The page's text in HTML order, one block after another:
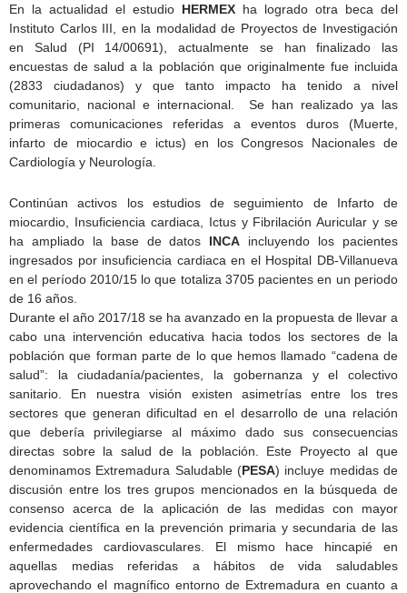
En la actualidad el estudio HERMEX ha logrado otra beca del
Instituto Carlos III, en la modalidad de Proyectos de Investigación
en Salud (PI 14/00691), actualmente se han finalizado las
encuestas de salud a la población que originalmente fue incluida
(2833 ciudadanos) y que tanto impacto ha tenido a nivel
comunitario, nacional e internacional. Se han realizado ya las
primeras comunicaciones referidas a eventos duros (Muerte,
infarto de miocardio e ictus) en los Congresos Nacionales de
Cardiología y Neurología.
Continúan activos los estudios de seguimiento de Infarto de
miocardio, Insuficiencia cardiaca, Ictus y Fibrilación Auricular y se
ha ampliado la base de datos INCA incluyendo los pacientes
ingresados por insuficiencia cardiaca en el Hospital DB-Villanueva
en el período 2010/15 lo que totaliza 3705 pacientes en un periodo
de 16 años.
Durante el año 2017/18 se ha avanzado en la propuesta de llevar a
cabo una intervención educativa hacia todos los sectores de la
población que forman parte de lo que hemos llamado “cadena de
salud”: la ciudadanía/pacientes, la gobernanza y el colectivo
sanitario. En nuestra visión existen asimetrías entre los tres
sectores que generan dificultad en el desarrollo de una relación
que debería privilegiarse al máximo dado sus consecuencias
directas sobre la salud de la población. Este Proyecto al que
denominamos Extremadura Saludable (PESA) incluye medidas de
discusión entre los tres grupos mencionados en la búsqueda de
consenso acerca de la aplicación de las medidas con mayor
evidencia científica en la prevención primaria y secundaria de las
enfermedades cardiovasculares. El mismo hace hincapié en
aquellas medias referidas a hábitos de vida saludables
aprovechando el magnífico entorno de Extremadura en cuanto a